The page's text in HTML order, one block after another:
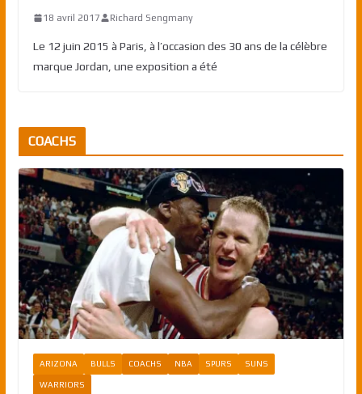
18 avril 2017 Richard Sengmany
Le 12 juin 2015 à Paris, à l’occasion des 30 ans de la célèbre
marque Jordan, une exposition a été
COACHS
ARIZONA BULLS COACHS NBA SPURS SUNS
WARRIORS